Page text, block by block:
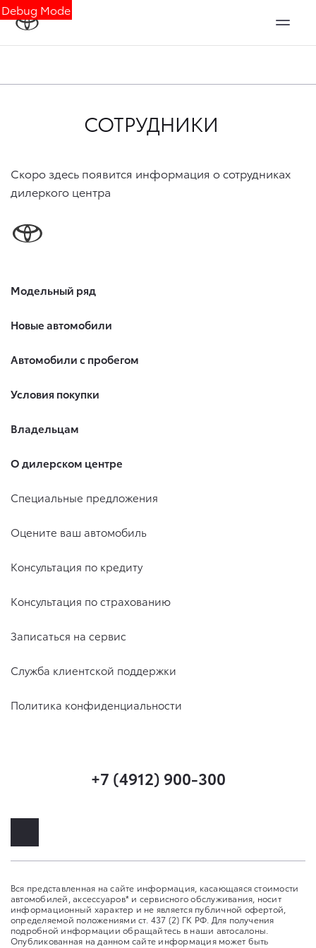
Debug Mode
СОТРУДНИКИ
Скоро здесь появится информация о сотрудниках
дилеркого центра
Модельный ряд
Новые автомобили
Автомобили с пробегом
Условия покупки
Владельцам
О дилерском центре
Специальные предложения
Оцените ваш автомобиль
Консультация по кредиту
Консультация по страхованию
Записаться на сервис
Служба клиентской поддержки
Политика конфиденциальности
+7 (4912) 900-300
Вся представленная на сайте информация, касающаяся стоимости
автомобилей, аксессуаров* и сервисного обслуживания, носит
информационный характер и не является публичной офертой,
определяемой положениями ст. 437 (2) ГК РФ. Для получения
подробной информации обращайтесь в наши автосалоны.
Опубликованная на данном сайте информация может быть